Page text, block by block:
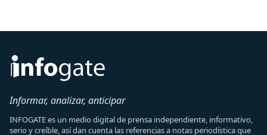
Informar, analizar, anticipar
INFOGATE es un medio digital de prensa independiente, informativo,
serio y creíble, así dan cuenta las referencias a notas periodística que